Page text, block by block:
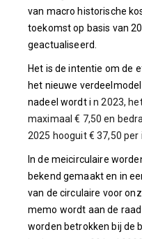
van macro historische
toekomst op basis van
geactualiseerd.
Het is de intentie om de
het nieuwe
nadeel wordt i n 2023,
maximaal € 7,50 en
2025 hooguit € 37,50 per
In de meicirculaire
bekend gemaakt en in
van de circulaire voor
memo wordt aan de
worden betrokken bij de